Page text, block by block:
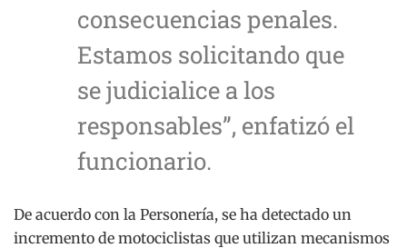
consecuencias penales.
Estamos solicitando que
se judicialice a los
responsables”, enfatizó el
funcionario.
De acuerdo con la Personería, se ha detectado un
incremento de motociclistas que utilizan mecanismos